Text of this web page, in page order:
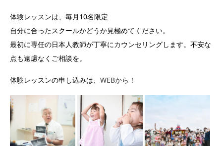
体験レッスンは、毎月10名限定
自分に合ったスクールかどうか見極めてください。
最初に専任の日本人教師が丁寧にカウンセリングします。不安な
点も遠慮なくご相談を。
体験レッスンの申し込みは、 WEBから！